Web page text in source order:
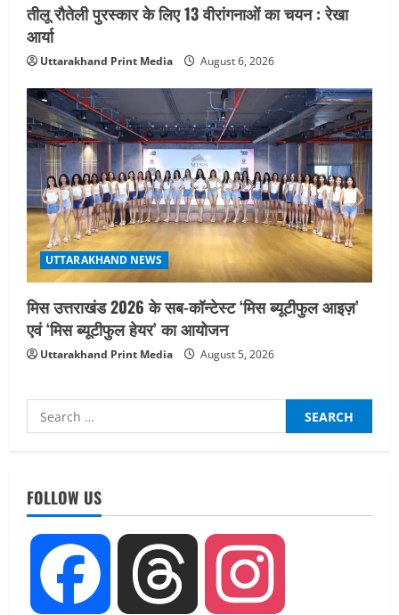
तीलू रौतेली पुरस्कार के लिए 13 वीरांगनाओं का चयन : रेखा
आर्या
Uttarakhand Print Media August 6, 2026
UTTARAKHAND NEWS
मिस उत्तराखंड 2026 के सब-कॉन्टेस्ट ‘मिस ब्यूटीफुल आइज़’
एवं ‘मिस ब्यूटीफुल हेयर’ का आयोजन
Uttarakhand Print Media August 5, 2026
Search
for:
FOLLOW US
Facebook Threads
August 6, 2026
UTTARAKHAND NEWS
मिस उत्तराखंड 2026 के सब-कॉन्टेस्ट ‘मिस
ब्यूटीफुल आइज़’ एवं ‘मिस ब्यूटीफुल हेयर’ का